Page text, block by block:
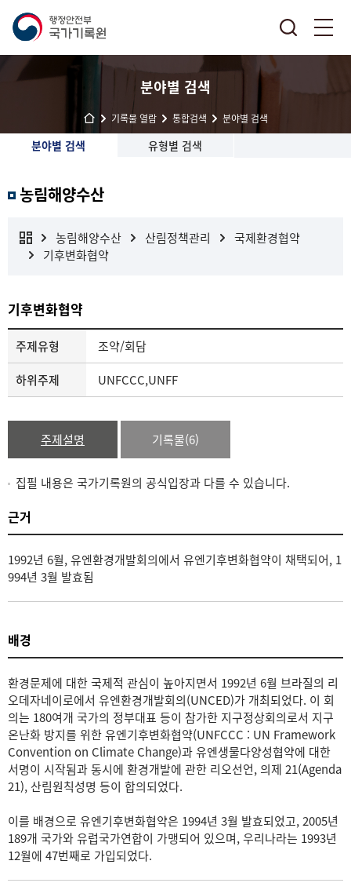
분야별 검색
기록물 열람 통합검색 분야별 검색
분야별 검색 유형별 검색
농림해양수산
농림해양수산 산림정책관리
국제환경협약
기후변화협약
기후변화협약
주제유형
조약/회담
하위주제
UNFCCC,UNFF
주제설명 기록물(6)
집필 내용은 국가기록원의 공식입장과 다를 수 있습니다.
근거
1992년 6월, 유엔환경개발회의에서 유엔기후변화협약이 채택되어, 1
994년 3월 발효됨
배경
환경문제에 대한 국제적 관심이 높아지면서 1992년 6월 브라질의 리
오데자네이로에서 유엔환경개발회의(UNCED)가 개최되었다. 이 회
의는 180여개 국가의 정부대표 등이 참가한 지구정상회의로서 지구
온난화 방지를 위한 유엔기후변화협약(UNFCCC : UN Framework
Convention on Climate Change)과 유엔생물다양성협약에 대한
서명이 시작됨과 동시에 환경개발에 관한 리오선언, 의제 21(Agenda
21), 산림원칙성명 등이 합의되었다.
이를 배경으로 유엔기후변화협약은 1994년 3월 발효되었고, 2005년
189개 국가와 유럽국가연합이 가맹되어 있으며, 우리나라는 1993년
12월에 47번째로 가입되었다.